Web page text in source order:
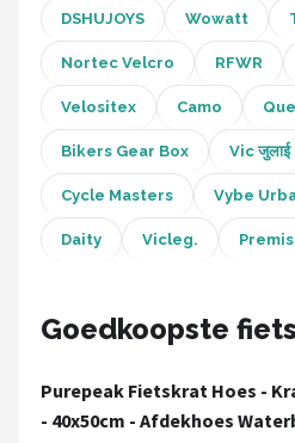
DSHUJOYS Wowatt
Nortec Velcro RFWR
Velositex Camo
Bikers Gear Box Vic जुलाई
Cycle Masters Vybe
Daity Vicleg. Premis
Goedkoopste
Purepeak Fietskrat Hoes -
- 40x50cm - Afdekhoes